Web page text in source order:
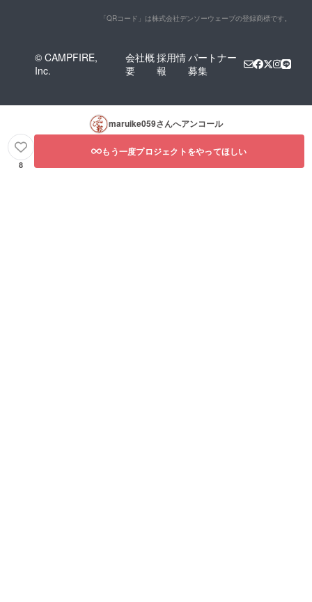
「QRコード」は株式会社デンソーウェーブの登録商標です。
© CAMPFIRE,
Inc.
会社概
要
採用情
報
パートナー
募集
maruike059さんへアンコール
8
もう一度プロジェクトをやってほしい